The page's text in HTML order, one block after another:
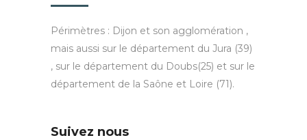
Périmètres : Dijon et son agglomération ,
mais aussi sur le département du Jura (39)
, sur le département du Doubs(25) et sur le
département de la Saône et Loire (71).
Suivez nous